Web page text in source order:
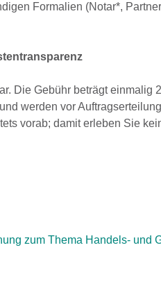
Formalien (Notar*,
Die Gebühr beträgt einmalig
werden vor
vorab; damit erleben Sie
zum Thema Handels- und